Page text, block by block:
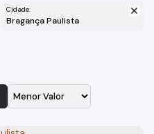
Cidade:
Bragança Paulista